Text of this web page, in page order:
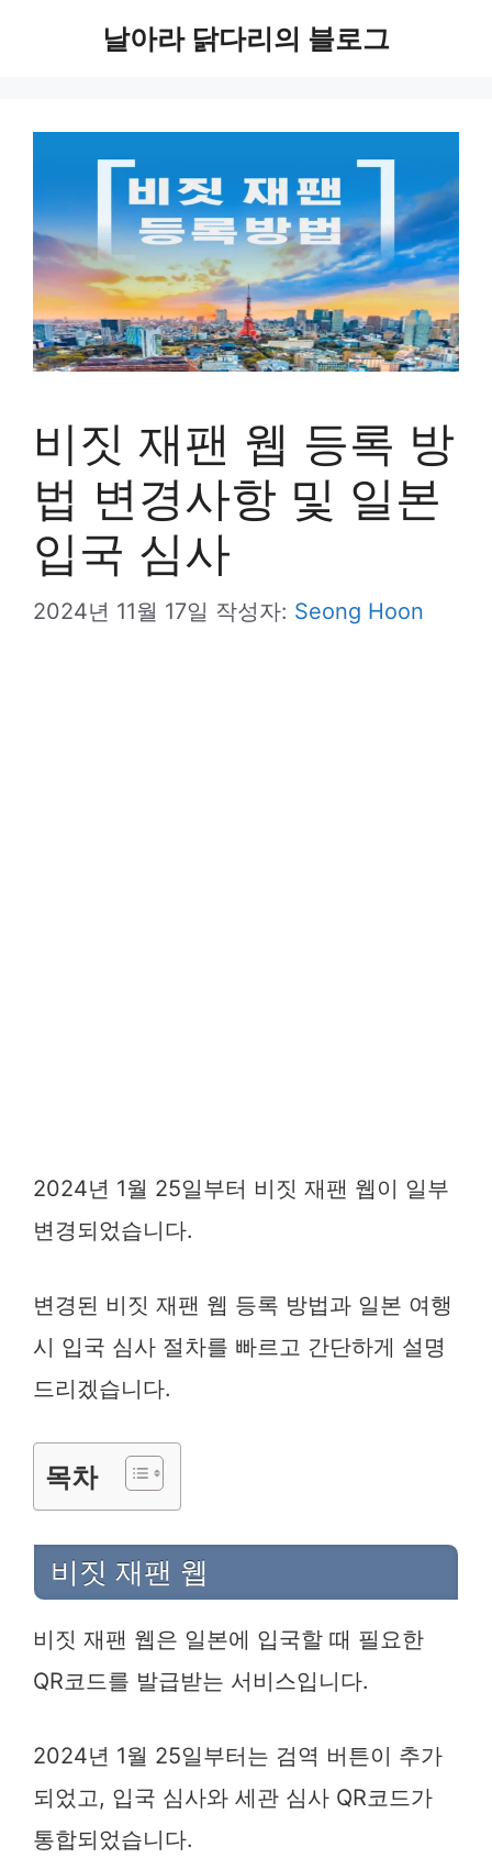
날아라 닭다리의 블로그
비짓 재팬 웹 등록 방
법 변경사항 및 일본
입국 심사
2024년 11월 17일 작성자: Seong Hoon
2024년 1월 25일부터 비짓 재팬 웹이 일부
변경되었습니다.
변경된 비짓 재팬 웹 등록 방법과 일본 여행
시 입국 심사 절차를 빠르고 간단하게 설명
드리겠습니다.
목차
비짓 재팬 웹
비짓 재팬 웹은 일본에 입국할 때 필요한
QR코드를 발급받는 서비스입니다.
2024년 1월 25일부터는 검역 버튼이 추가
되었고, 입국 심사와 세관 심사 QR코드가
통합되었습니다.